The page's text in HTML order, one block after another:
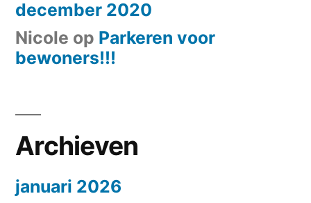
december 2020
Nicole op Parkeren voor
bewoners!!!
Archieven
januari 2026